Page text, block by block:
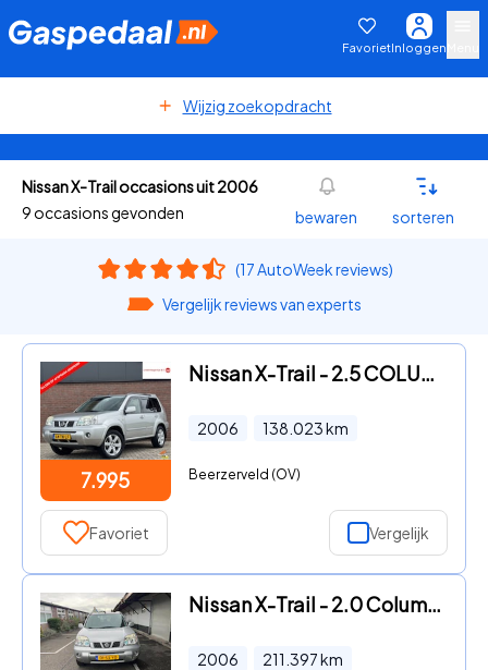
FavorietInloggen
Wijzig zoekopdracht
Nissan X-Trail occasions uit 2006
9 occasions gevonden
bewaren sorteren
(17 AutoWeek reviews)
Vergelijk reviews van experts
7.995
Nissan X-Trail - 2.5 COLUMBIA STYLE | NL-AUTO! | TREKHAAK
2006 138.023km
Beerzerveld (OV)
Favoriet Vergelijk
Nissan X-Trail - 2.0 Columbia 2wd DEALER OH NAP ZIE FOTO NIEUW APK
2006 211.397km